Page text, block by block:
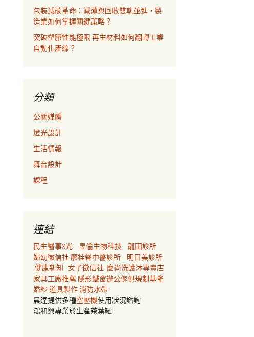
包裝減碳革命：減薄與回收雙軌並進，製
造業如何掌握關鍵策略？
突破塑膠性能極限 再生材料如何翻轉工業
自動化產線？
分類
公關媒體
燈光設計
生活情報
舞台設計
課程
連結
民生醫事X光 昱倫生物科技
龍田診所
婦幼徵信社 廖桂聲中醫診所
明日美診所
健康新知 女子徵信社 麼尚洗護沐專賣店
家具工廠推薦 隱形鐵窗辦公傢俱規劃基隆
婚紗道具製作消防水帶
晨達提供多種空壓機使用狀況諮詢
鴻和興專業於生產茶葉罐